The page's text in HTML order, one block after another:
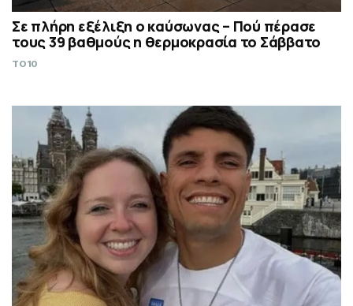
Σε πλήρη εξέλιξη ο καύσωνας – Πού πέρασε
τους 39 βαθμούς η θερμοκρασία το Σάββατο
TO10